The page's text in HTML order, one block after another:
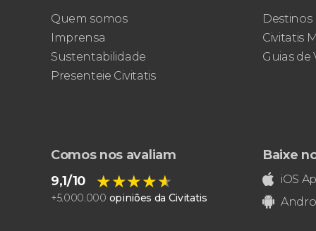
Quem somos
Imprensa
Sustentabilidade
Presenteie Civitatis
Destinos
Civitatis
Guias de
Comos nos avaliam
9,1/10
★★★★★
★★★★★
+5.000.000 opiniões da Civitatis
Baixe
iOS